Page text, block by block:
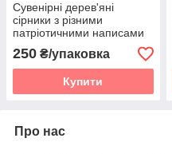
Сувенірні дерев'яні
сірники з різними
патріотичними написами
250 ₴/упаковка
Купити
Про нас